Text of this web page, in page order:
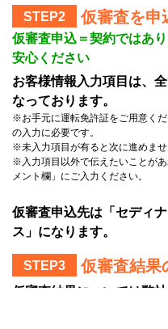
STEP2 仮審査を申
仮審査申込＝契約ではあ
安心ください
お客様情報入力項目は、
なっております。
※お手元に運転免許証をご用意く
の入力に必要です。
※未入力項目が有ると次に進めませ
※入力項目以外で伝えたいことが
メント欄」にご入力ください。
仮審査申込先は「セディ
ス」になります。
STEP3 仮審査結果
仮審査結果については弊